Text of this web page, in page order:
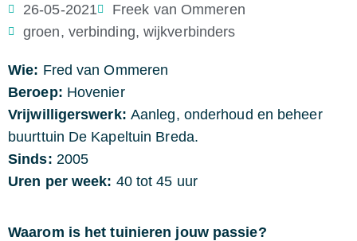
26-05-2021
Freek van Ommeren
groen, verbinding, wijkverbinders
Wie: Fred van Ommeren
Beroep: Hovenier
Vrijwilligerswerk: Aanleg, onderhoud en beheer
buurttuin De Kapeltuin Breda.
Sinds: 2005
Uren per week: 40 tot 45 uur
Waarom is het tuinieren jouw passie?